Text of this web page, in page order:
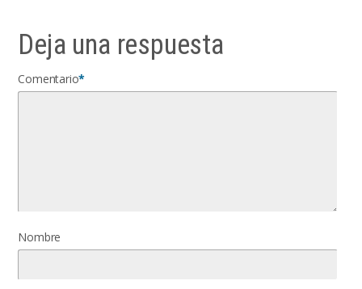
Deja una respuesta
Comentario*
Nombre